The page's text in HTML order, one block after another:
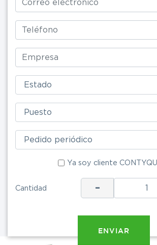
Ya soy cliente
Cantidad -
ENVIAR